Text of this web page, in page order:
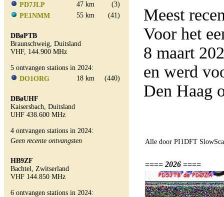
PD7JLP
47 km
(3)
PE1NMM
55 km (41)
DBøPTB
Braunschweig, Duitsland
VHF, 144.900 MHz
5 ontvangen stations in 2024:
DO1ORG
18 km (440)
DBøUHF
Kaisersbach, Duitsland
UHF 438.600 MHz
4 ontvangen stations in 2024:
Geen recente ontvangsten
HB9ZF
Bachtel, Zwitserland
VHF 144.850 MHz
6 ontvangen stations in 2024:
Meest
Voor het
8 maart
en werd
Den Haag
Alle door PI1DFT
==== 2026 ====